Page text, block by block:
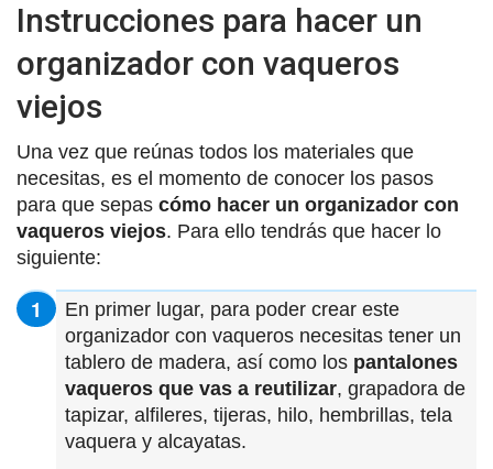
Instrucciones para hacer un
organizador con vaqueros
viejos
Una vez que reúnas todos los materiales que
necesitas, es el momento de conocer los pasos
para que sepas cómo hacer un organizador con
vaqueros viejos. Para ello tendrás que hacer lo
siguiente:
En primer lugar, para poder crear este
organizador con vaqueros necesitas tener un
tablero de madera, así como los pantalones
vaqueros que vas a reutilizar, grapadora de
tapizar, alfileres, tijeras, hilo, hembrillas, tela
vaquera y alcayatas.